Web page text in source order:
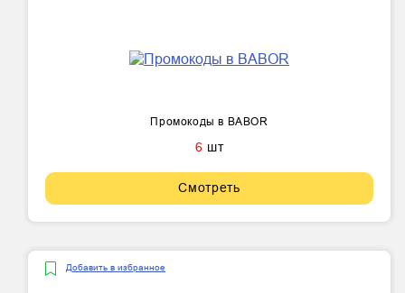
Промокоды в BABOR
6 шт
Смотреть
Добавить в избранное